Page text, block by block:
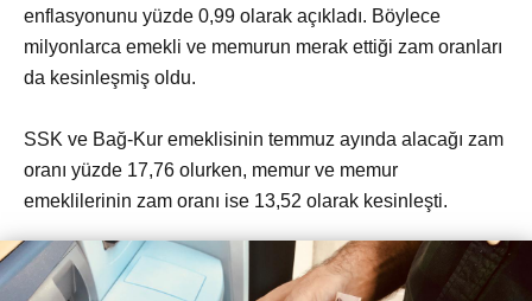
enflasyonunu yüzde 0,99 olarak açıkladı. Böylece
milyonlarca emekli ve memurun merak ettiği zam oranları
da kesinleşmiş oldu.
SSK ve Bağ-Kur emeklisinin temmuz ayında alacağı zam
oranı yüzde 17,76 olurken, memur ve memur
emeklilerinin zam oranı ise 13,52 olarak kesinleşti.